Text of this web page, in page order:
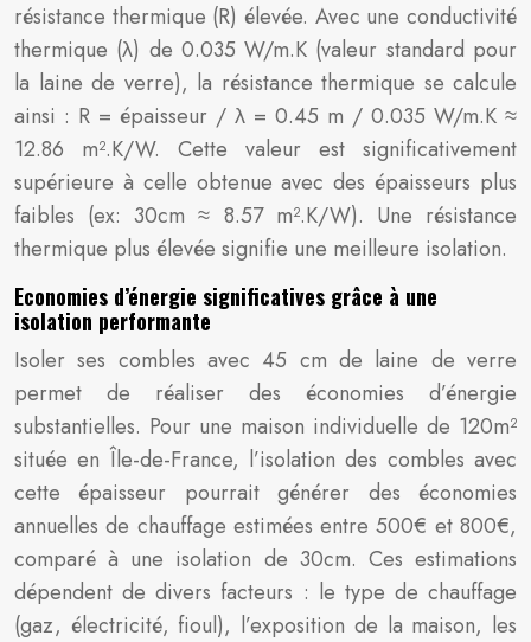
résistance thermique (R) élevée. Avec une conductivité
thermique (λ) de 0.035 W/m.K (valeur standard pour
la laine de verre), la résistance thermique se calcule
ainsi : R = épaisseur / λ = 0.45 m / 0.035 W/m.K ≈
12.86 m².K/W. Cette valeur est significativement
supérieure à celle obtenue avec des épaisseurs plus
faibles (ex: 30cm ≈ 8.57 m².K/W). Une résistance
thermique plus élevée signifie une meilleure isolation.
Economies d’énergie significatives grâce à une
isolation performante
Isoler ses combles avec 45 cm de laine de verre
permet de réaliser des économies d’énergie
substantielles. Pour une maison individuelle de 120m²
située en Île-de-France, l’isolation des combles avec
cette épaisseur pourrait générer des économies
annuelles de chauffage estimées entre 500€ et 800€,
comparé à une isolation de 30cm. Ces estimations
dépendent de divers facteurs : le type de chauffage
(gaz, électricité, fioul), l’exposition de la maison, les